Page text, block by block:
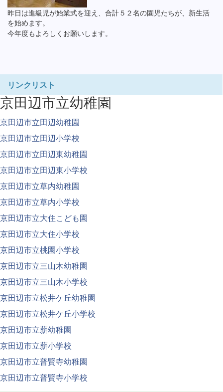
昨日は進級児が始業式を迎え、合計５２名の園児たちが、新生活
を始めます。
今年度もよろしくお願いします。
リンクリスト
京田辺市立幼稚園
京田辺市立田辺幼稚園
京田辺市立田辺小学校
京田辺市立田辺東幼稚園
京田辺市立田辺東小学校
京田辺市立草内幼稚園
京田辺市立草内小学校
京田辺市立大住こども園
京田辺市立大住小学校
京田辺市立桃園小学校
京田辺市立三山木幼稚園
京田辺市立三山木小学校
京田辺市立松井ケ丘幼稚園
京田辺市立松井ケ丘小学校
京田辺市立薪幼稚園
京田辺市立薪小学校
京田辺市立普賢寺幼稚園
京田辺市立普賢寺小学校